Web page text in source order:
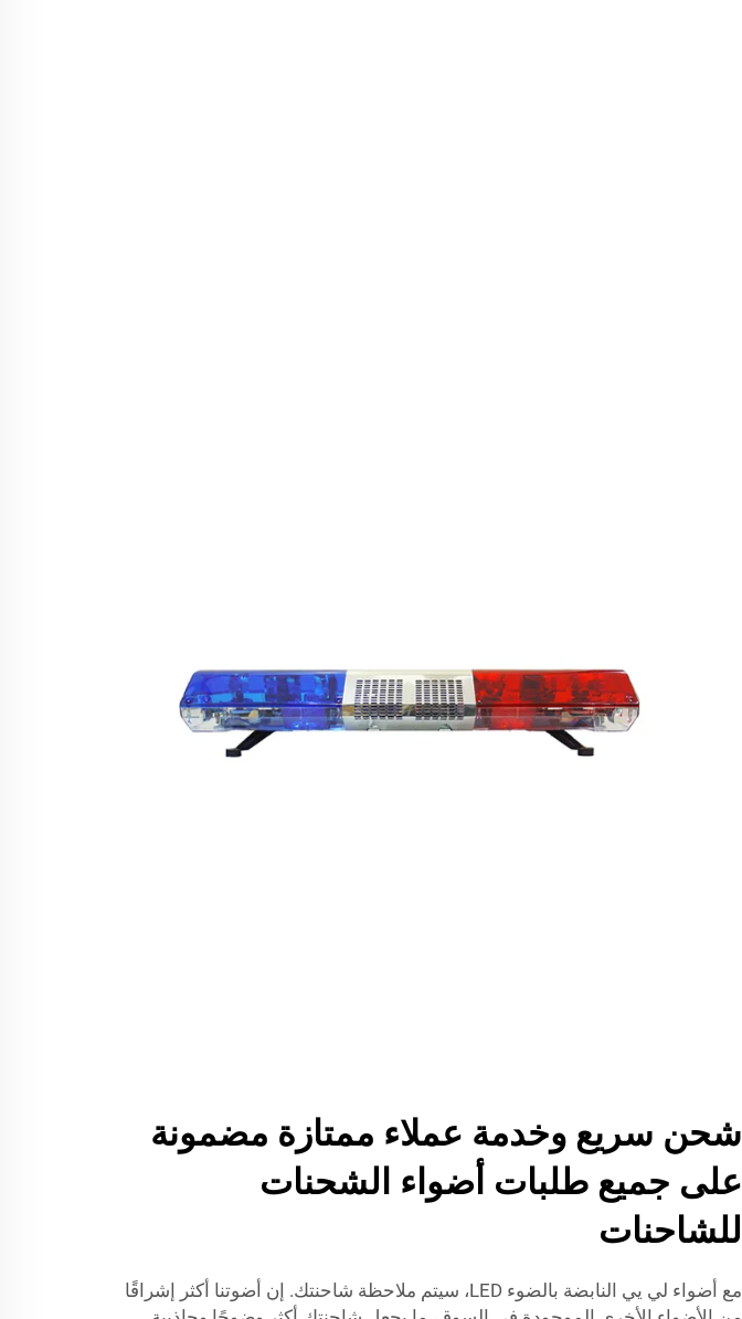
شحن سريع وخدمة عملاء ممتازة مضمونة
على جميع طلبات أضواء الشحنات
للشاحنات
مع أضواء لي يي النابضة بالضوء LED، سيتم ملاحظة شاحنتك. إن أضوتنا أكثر إشراقًا